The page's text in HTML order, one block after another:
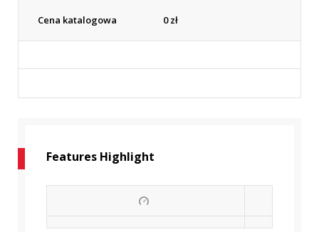
Cena katalogowa 0zł
Features Highlight